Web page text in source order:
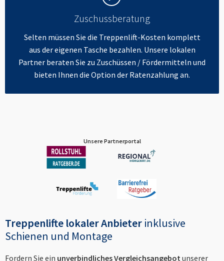
Zuschussberatung
Selten müssen Sie die Treppenlift-Kosten komplett
aus der eigenen Tasche bezahlen. Unsere lokalen
Partner beraten Sie zu Zuschüssen / Fördermitteln und
bieten Ihnen die Option der Ratenzahlung an.
Unsere Partnerportal
Treppenlifte lokaler Anbieter inklusive
Schienen und Montage
Fordern Sie ein unverbindliches Vergleichsangebotunserer